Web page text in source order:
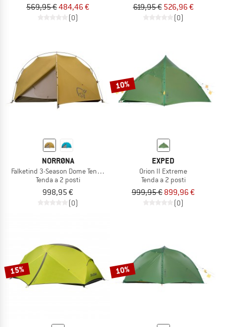
569,95 €484,46 €
(0)
619,95 € 526,96 €
(0)
NORRØNA
Falketind 3-Season Dome Tent 2P
Tenda a 2 posti
998,95 €
(0)
10%
EXPED
Orion II Extreme
Tenda a 2 posti
999,95 € 899,96 €
(0)
15% 10%